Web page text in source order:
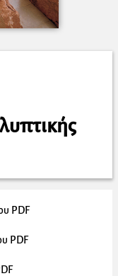
PDF
PDF